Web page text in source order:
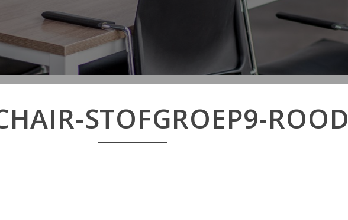
STOFGROEP9-ROOD